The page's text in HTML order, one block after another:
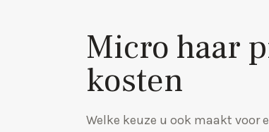
Micro haar
kosten
Welke keuze u ook maakt voor